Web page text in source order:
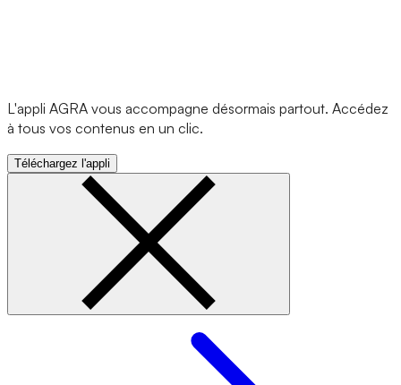
L'appli AGRA vous accompagne désormais partout. Accédez
à tous vos contenus en un clic.
Téléchargez l'appli